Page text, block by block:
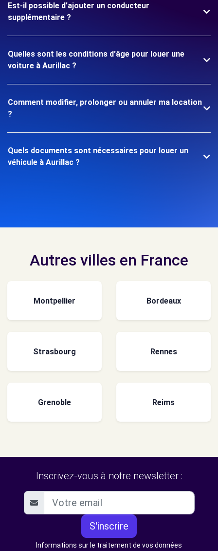
Est-il possible d'ajouter un conducteur
supplémentaire ?
Quelles sont les conditions d'âge pour louer une
voiture à Aurillac ?
Comment modifier, prolonger ou annuler ma location
?
Quels documents sont nécessaires pour louer un
véhicule à Aurillac ?
Autres villes en France
Montpellier Bordeaux
Strasbourg Rennes
Grenoble Reims
Inscrivez-vous à notre newsletter :
S'inscrire
Informations sur le traitement de vos données